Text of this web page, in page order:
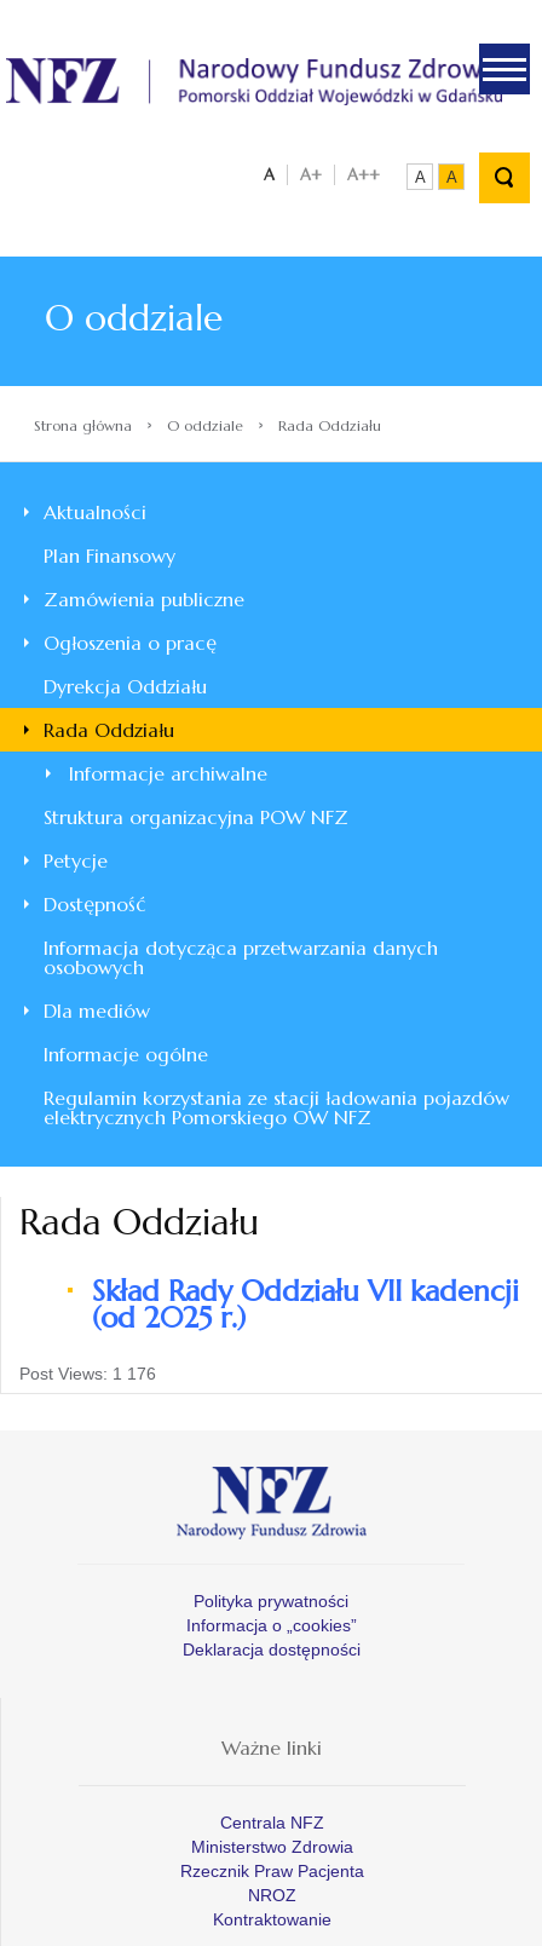
.
A A+ A++ A A
O oddziale
Strona główna › O oddziale › Rada Oddziału
Aktualności
Plan Finansowy
Zamówienia publiczne
Ogłoszenia o pracę
Dyrekcja Oddziału
Rada Oddziału
Informacje archiwalne
Struktura organizacyjna POW NFZ
Petycje
Dostępność
Informacja dotycząca przetwarzania danych
osobowych
Dla mediów
Informacje ogólne
Regulamin korzystania ze stacji ładowania pojazdów
elektrycznych Pomorskiego OW NFZ
Rada Oddziału
Skład Rady Oddziału VII kadencji
(od 2025 r.)
Post Views: 1 176
Polityka prywatności
Informacja o „cookies”
Deklaracja dostępności
Ważne linki
Centrala NFZ
Ministerstwo Zdrowia
Rzecznik Praw Pacjenta
NROZ
Kontraktowanie